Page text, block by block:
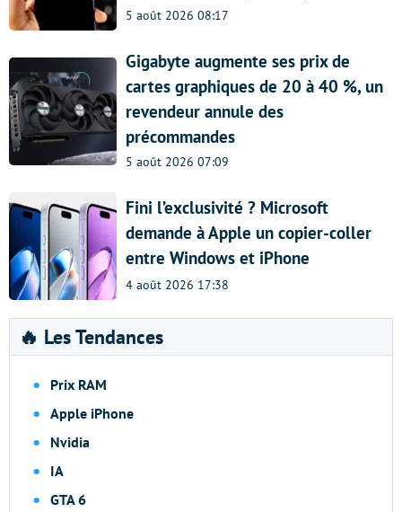
5 août 2026 08:17
Gigabyte augmente ses prix de
cartes graphiques de 20 à 40 %, un
revendeur annule des
précommandes
5 août 2026 07:09
Fini l’exclusivité ? Microsoft
demande à Apple un copier-coller
entre Windows et iPhone
4 août 2026 17:38
🔥 Les Tendances
Prix RAM
Apple iPhone
Nvidia
IA
GTA 6